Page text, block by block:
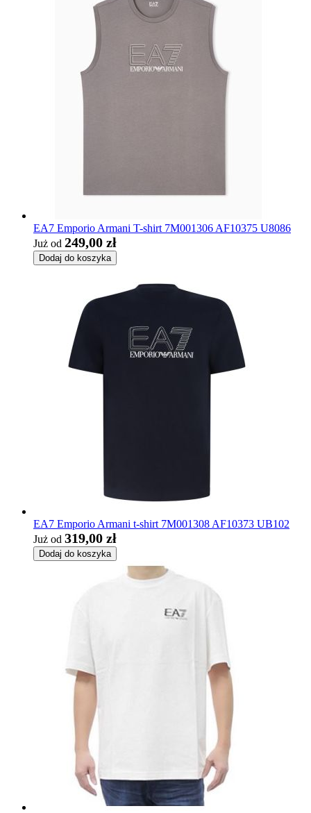
EA7 Emporio Armani T-shirt 7M001306 AF10375 U8086
Już od 249,00 zł
Dodaj do koszyka
EA7 Emporio Armani t-shirt 7M001308 AF10373 UB102
Już od 319,00 zł
Dodaj do koszyka